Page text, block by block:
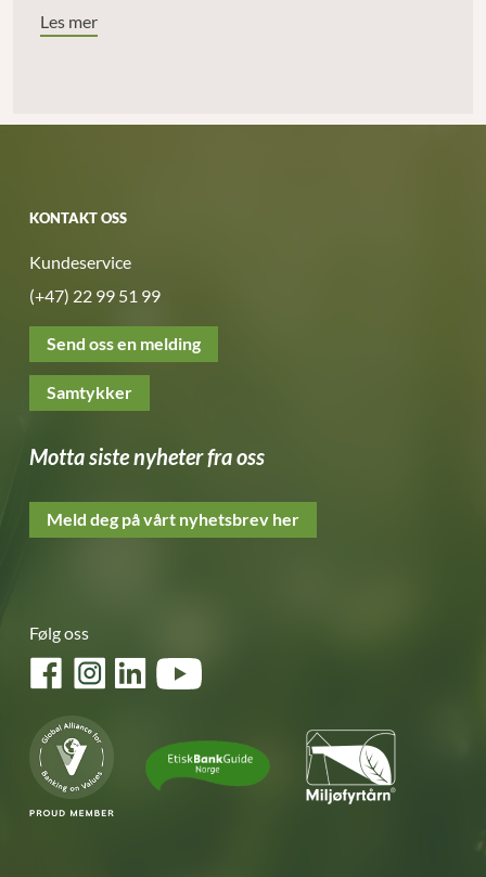
Les mer
KONTAKT OSS
Kundeservice
(+47) 22 99 51 99
Send oss en melding
Samtykker
Motta siste nyheter fra oss
Meld deg på vårt nyhetsbrev her
Følg oss
FacebookInstagramLinkedInYouTube